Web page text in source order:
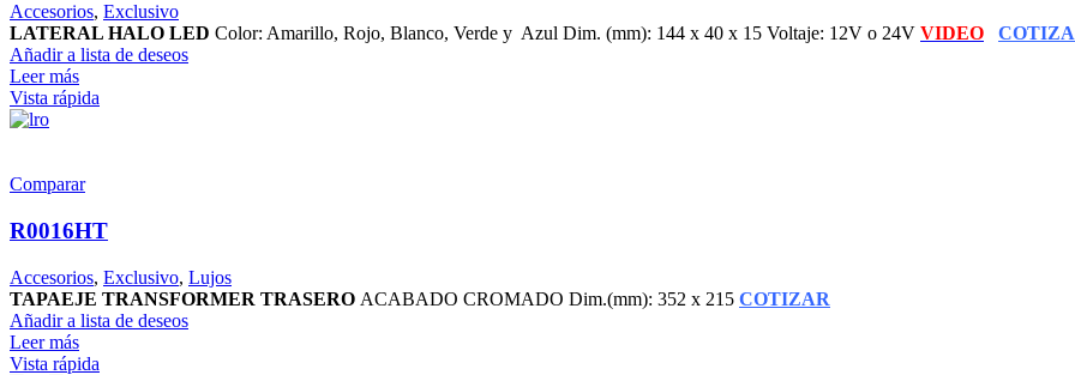
Accesorios, Exclusivo
LATERAL HALO LED Color: Amarillo, Rojo, Blanco, Verde y Azul Dim. (mm): 144 x 40 x 15 Voltaje: 12V o 24V VIDEO
Añadir a lista de deseos
Leer más
Vista rápida
Comparar
R0016HT
Accesorios, Exclusivo, Lujos
TAPAEJE TRANSFORMER TRASERO ACABADO CROMADO Dim.(mm): 352 x 215 COTIZAR
Añadir a lista de deseos
Leer más
Vista rápida